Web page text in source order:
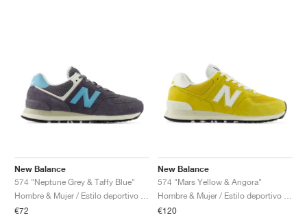
New Balance
574 "Neptune Grey & Taffy Blue"
€72
New Balance
574 "Mars Yellow & Angora"
€120